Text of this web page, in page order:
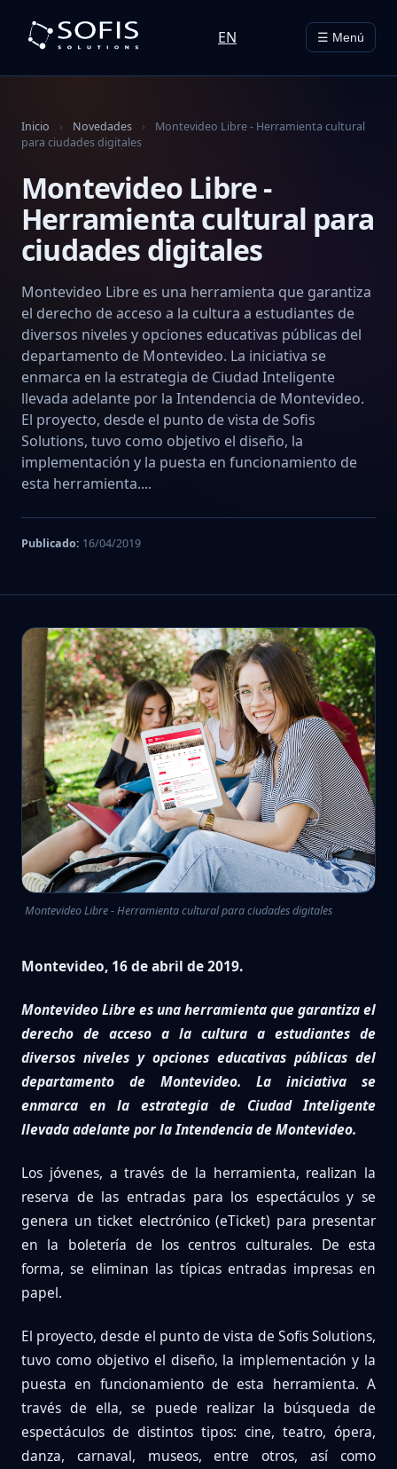
EN ☰ Menú
Inicio › Novedades ›
Montevideo Libre - Herramienta cultural
para ciudades digitales
Montevideo Libre -
Herramienta cultural para
ciudades digitales
Montevideo Libre es una herramienta que garantiza
el derecho de acceso a la cultura a estudiantes de
diversos niveles y opciones educativas públicas del
departamento de Montevideo. La iniciativa se
enmarca en la estrategia de Ciudad Inteligente
llevada adelante por la Intendencia de Montevideo.
El proyecto, desde el punto de vista de Sofis
Solutions, tuvo como objetivo el diseño, la
implementación y la puesta en funcionamiento de
esta herramienta....
Publicado: 16/04/2019
Montevideo Libre - Herramienta cultural para ciudades digitales
Montevideo, 16 de abril de 2019.
Montevideo Libre es una herramienta que garantiza el
derecho de acceso a la cultura a estudiantes de
diversos niveles y opciones educativas públicas del
departamento de Montevideo. La iniciativa se
enmarca en la estrategia de Ciudad Inteligente
llevada adelante por la Intendencia de Montevideo.
Los jóvenes, a través de la herramienta, realizan la
reserva de las entradas para los espectáculos y se
genera un ticket electrónico (eTicket) para presentar
en la boletería de los centros culturales. De esta
forma, se eliminan las típicas entradas impresas en
papel.
El proyecto, desde el punto de vista de Sofis Solutions,
tuvo como objetivo el diseño, la implementación y la
puesta en funcionamiento de esta herramienta. A
través de ella, se puede realizar la búsqueda de
espectáculos de distintos tipos: cine, teatro, ópera,
danza, carnaval, museos, entre otros, así como